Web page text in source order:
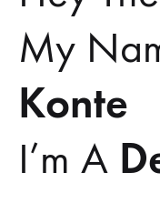
My
Konte
I’m A